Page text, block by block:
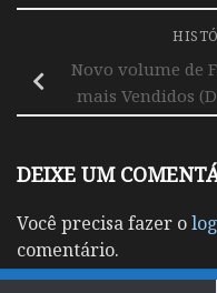
Novo volume de
mais Vendidos
DEIXE UM
Você precisa fazer o
comentário.